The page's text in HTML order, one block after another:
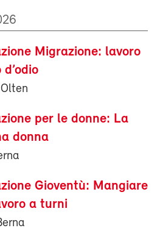
Migrazione: lavoro
per le donne: La
donna
Gioventù: Mangiare
a turni